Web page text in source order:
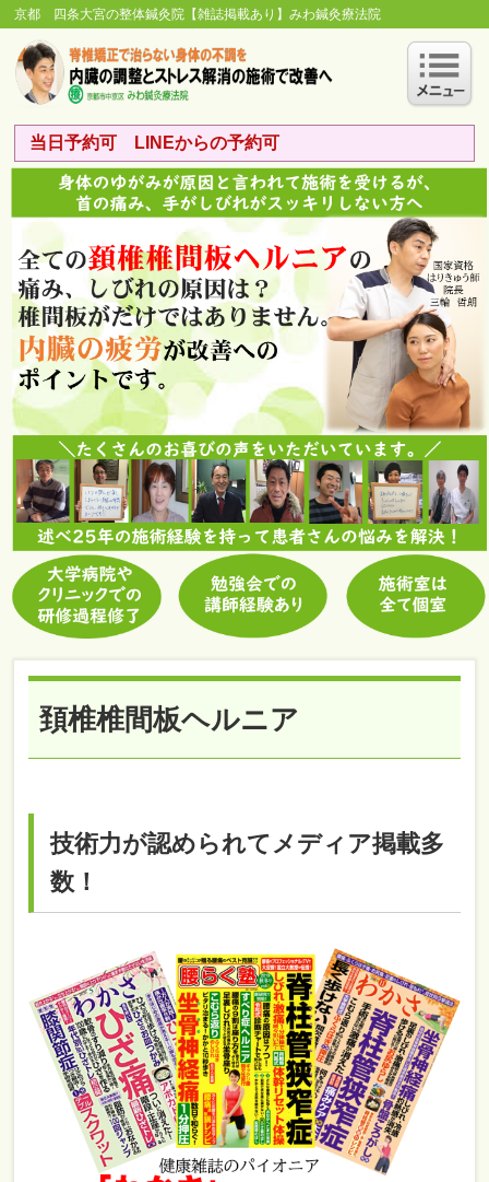
京都 四条大宮の整体鍼灸院【雑誌掲載あり】みわ鍼灸療法院
当日予約可 LINEからの予約可
頚椎椎間板ヘルニア
技術力が認められてメディア掲載多
数！